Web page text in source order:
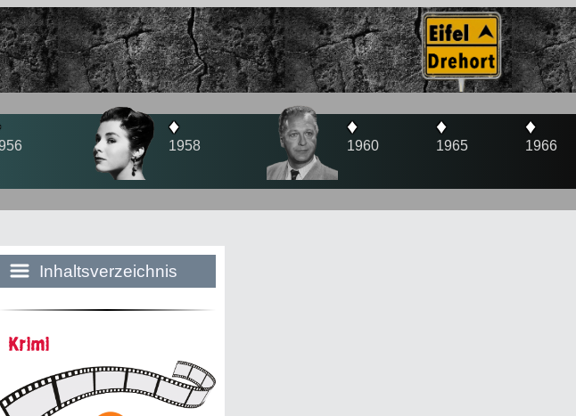
1958 1960
♦
1965
♦
1966
Inhaltsverzeichnis
Die dunkle Seite
Mythen, Märchen &
Krimi